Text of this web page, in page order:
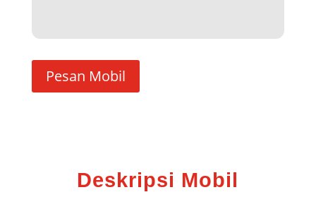
Pesan Mobil
Deskripsi Mobil